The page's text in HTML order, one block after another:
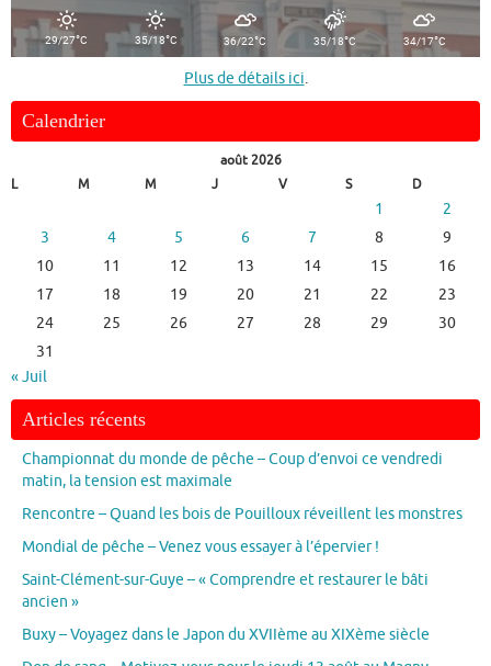
29/27°C 35/18°C 36/22°C 35/18°C 34/17°C
Plus de détails ici.
Calendrier
août 2026
L
M M J V S D
1
2
3
4 5 6 7 8
9
10
11 12 13 14 15
16
17
18 19 20 21 22
23
24
25 26 27 28 29
30
31
« Juil
Articles récents
Championnat du monde de pêche – Coup d’envoi ce vendredi
matin, la tension est maximale
Rencontre – Quand les bois de Pouilloux réveillent les monstres
Mondial de pêche – Venez vous essayer à l’épervier !
Saint-Clément-sur-Guye – « Comprendre et restaurer le bâti
ancien »
Buxy – Voyagez dans le Japon du XVIIème au XIXème siècle